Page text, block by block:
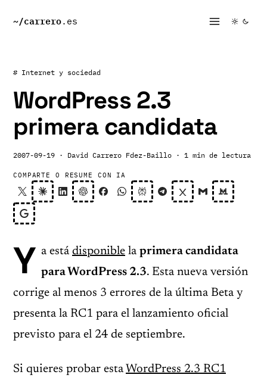
~/carrero.es
# Internet y sociedad
WordPress 2.3
primera candidata
2007-09-19 · David Carrero Fdez-Baillo · 1 min de lectura
COMPARTE O RESUME CON IA
Y a está disponible la primera candidata
para WordPress 2.3. Esta nueva versión
corrige al menos 3 errores de la última Beta y
presenta la RC1 para el lanzamiento oficial
previsto para el 24 de septiembre.
Si quieres probar esta WordPress 2.3 RC1